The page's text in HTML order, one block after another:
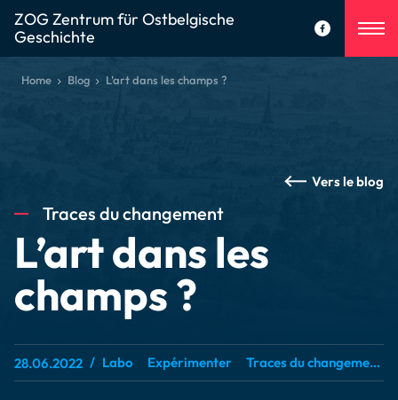
ZOG Zentrum für Ostbelgische
Geschichte
Home Blog L’art dans les champs ?
Vers le blog
Traces du changement
L’art dans les
champs ?
28.06.2022 Labo Expérimenter Traces du changement